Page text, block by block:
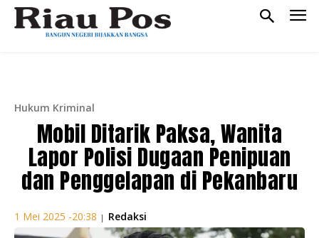
Hukum Kriminal
Mobil Ditarik Paksa, Wanita
Lapor Polisi Dugaan Penipuan
dan Penggelapan di Pekanbaru
1 Mei 2025 -20:38 | Redaksi